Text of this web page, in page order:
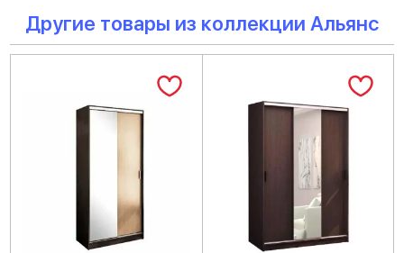
Другие товары из коллекции Альянс